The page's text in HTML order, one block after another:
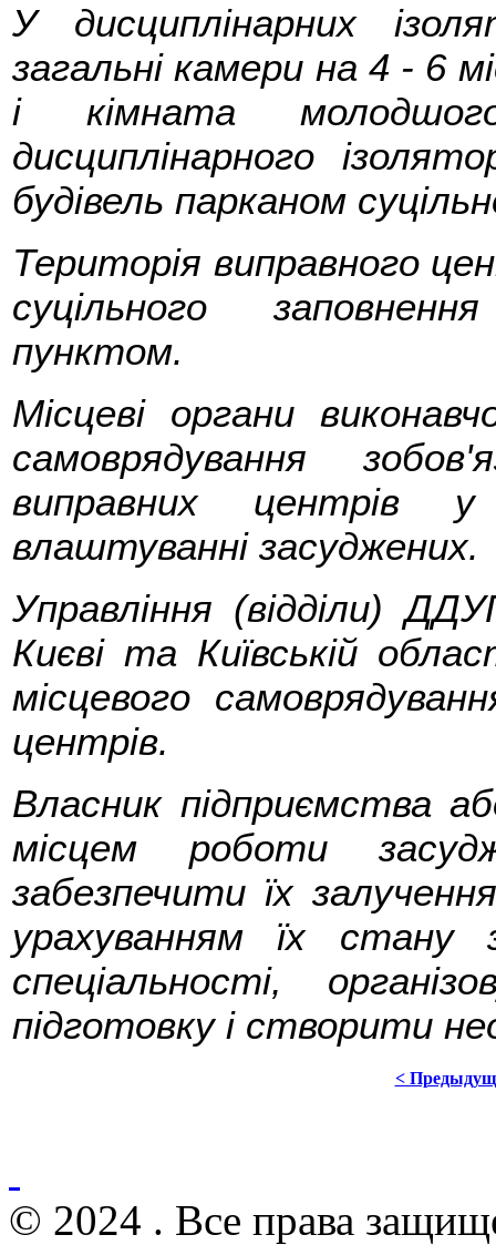
У дисциплінарних
загальні камери на 4 - 6
і кімната
дисциплінарного
будівель парканом
Територія виправного
суцільного
пунктом.
Місцеві органи
самоврядування
виправних центрів
влаштуванні засуджених.
Управління (відділи)
Києві та Київській
місцевого
центрів.
Власник підприємства
місцем роботи
забезпечити їх
урахуванням їх
спеціальності,
підготовку і створити
<
© 2024 . Все права